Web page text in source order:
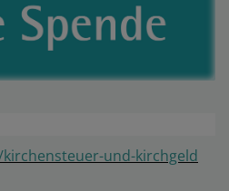
und-kirchgeld